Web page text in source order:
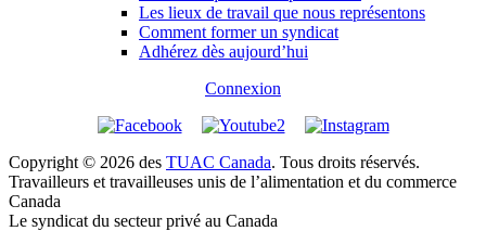
Les lieux de travail que nous représentons
Comment former un syndicat
Adhérez dès aujourd’hui
Connexion
Copyright © 2026 des TUAC Canada. Tous droits réservés.
Travailleurs et travailleuses unis de l’alimentation et du commerce
Canada
Le syndicat du secteur privé au Canada